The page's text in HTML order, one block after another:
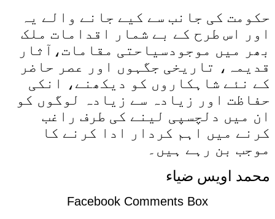
حکومت کی جانب سے کیے جانے والے یہ
اور اس طرح کے بے شمار اقدامات ملک
بھر میں موجودسیاحتی مقامات،آثار
قدیمہ، تاریخی جگہوں اور عصر حاضر
کے نئے شاہکاروں کو دیکھنے، انکی
حفاظت اور زیادہ سے زیادہ لوگوں کو
ان میں دلچسپی لینے کی طرف راغب
کرنے میں اہم کردار ادا کرنے کا
موجب بن رہے ہیں۔
محمد اویس ضیاء
Facebook Comments Box